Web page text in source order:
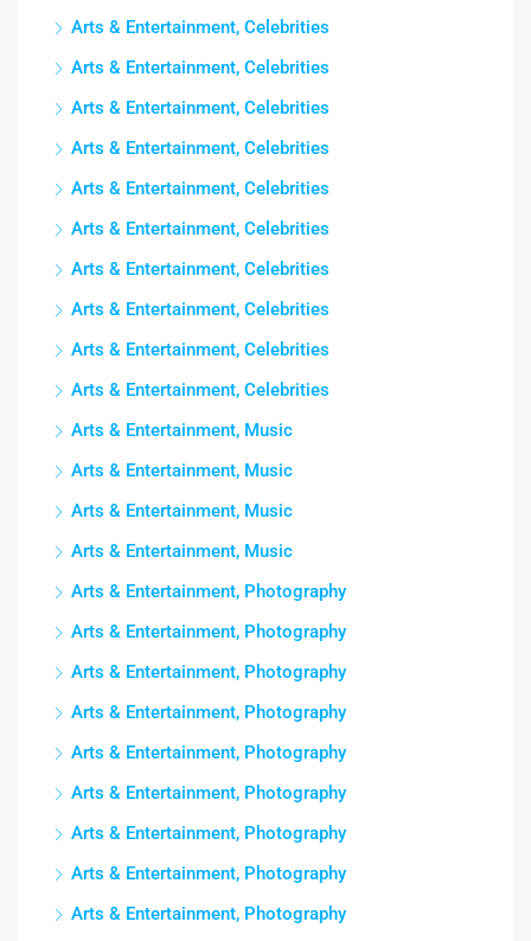
Arts & Entertainment, Celebrities
Arts & Entertainment, Celebrities
Arts & Entertainment, Celebrities
Arts & Entertainment, Celebrities
Arts & Entertainment, Celebrities
Arts & Entertainment, Celebrities
Arts & Entertainment, Celebrities
Arts & Entertainment, Celebrities
Arts & Entertainment, Celebrities
Arts & Entertainment, Celebrities
Arts & Entertainment, Music
Arts & Entertainment, Music
Arts & Entertainment, Music
Arts & Entertainment, Music
Arts & Entertainment, Photography
Arts & Entertainment, Photography
Arts & Entertainment, Photography
Arts & Entertainment, Photography
Arts & Entertainment, Photography
Arts & Entertainment, Photography
Arts & Entertainment, Photography
Arts & Entertainment, Photography
Arts & Entertainment, Photography